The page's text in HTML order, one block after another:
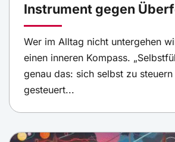
Instrument gegen
Wer im Alltag nicht untergehen
einen inneren Kompass.
genau das: sich selbst zu
gesteuert...